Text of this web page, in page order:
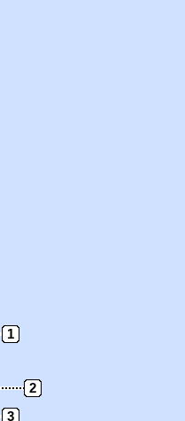
1
2
3